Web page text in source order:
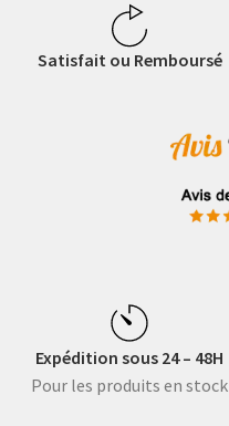
Satisfait ou Remboursé
Expédition sous 24 – 48H
Pour les produits en stock